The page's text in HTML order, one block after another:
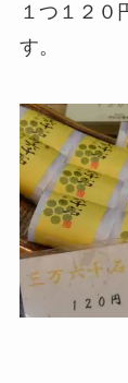
１つ１２０
す。